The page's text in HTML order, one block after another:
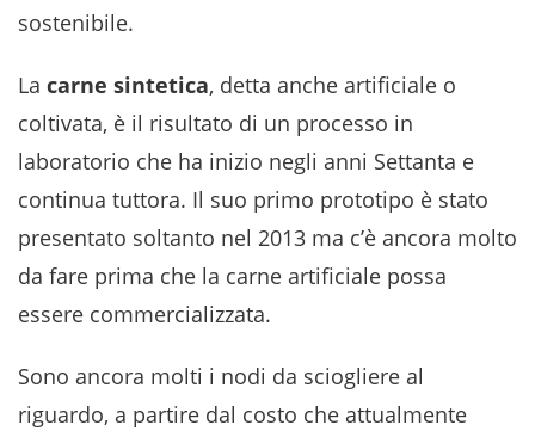
sostenibile.
La carne sintetica, detta anche artificiale o
coltivata, è il risultato di un processo in
laboratorio che ha inizio negli anni Settanta e
continua tuttora. Il suo primo prototipo è stato
presentato soltanto nel 2013 ma c’è ancora molto
da fare prima che la carne artificiale possa
essere commercializzata.
Sono ancora molti i nodi da sciogliere al
riguardo, a partire dal costo che attualmente